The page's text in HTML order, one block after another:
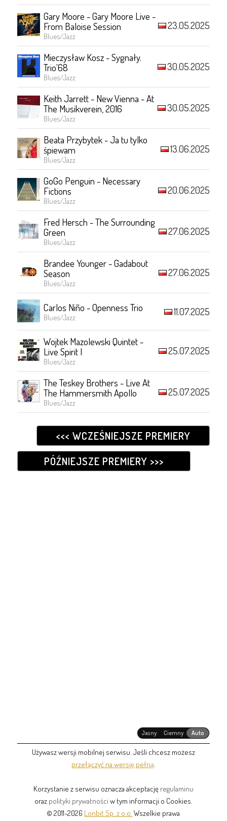
Gary Moore - Gary Moore Live -
From Baloise Session
Blues/Jazz
23.05.2025
Mieczysław Kosz - Sygnały.
Trio'68
Blues/Jazz
30.05.2025
Keith Jarrett - New Vienna - At
The Musikverein, 2016
Blues/Jazz
30.05.2025
Beata Przybytek - Ja tu tylko
śpiewam
Blues/Jazz
13.06.2025
GoGo Penguin - Necessary
Fictions
Blues/Jazz
20.06.2025
Fred Hersch - The Surrounding
Green
Blues/Jazz
27.06.2025
Brandee Younger - Gadabout
Season
Blues/Jazz
27.06.2025
Carlos Niño - Openness Trio
Blues/Jazz 11.07.2025
Wojtek Mazolewski Quintet -
Live Spirit I
Blues/Jazz
25.07.2025
The Teskey Brothers - Live At
The Hammersmith Apollo
Blues/Jazz
25.07.2025
<<< WCZEŚNIEJSZE PREMIERY
PÓŹNIEJSZE PREMIERY >>>
Jasny Ciemny Auto
Używasz wersji mobilnej serwisu. Jeśli chcesz możesz
przełączyć na wersję pełną
Korzystanie z serwisu oznacza akceptację regulaminu
oraz polityki prywatności w tym informacji o Cookies.
© 2011-2026 Lonbit Sp. z o.o. Wszelkie prawa